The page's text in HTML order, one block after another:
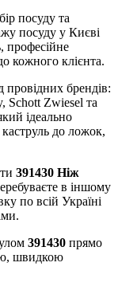
посуду та
посуду у Києві
професійне
кожного клієнта.
провідних брендів:
Schott Zwiesel та
ідеально
каструль до ложок,
391430 Ніж
в іншому
по всій Україні
391430 прямо
швидкою